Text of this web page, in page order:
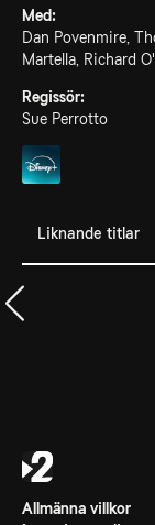
Med:
Dan Povenmire,
Martella, Richard
Regissör:
Sue Perrotto
Liknande titlar
Allmänna villkor